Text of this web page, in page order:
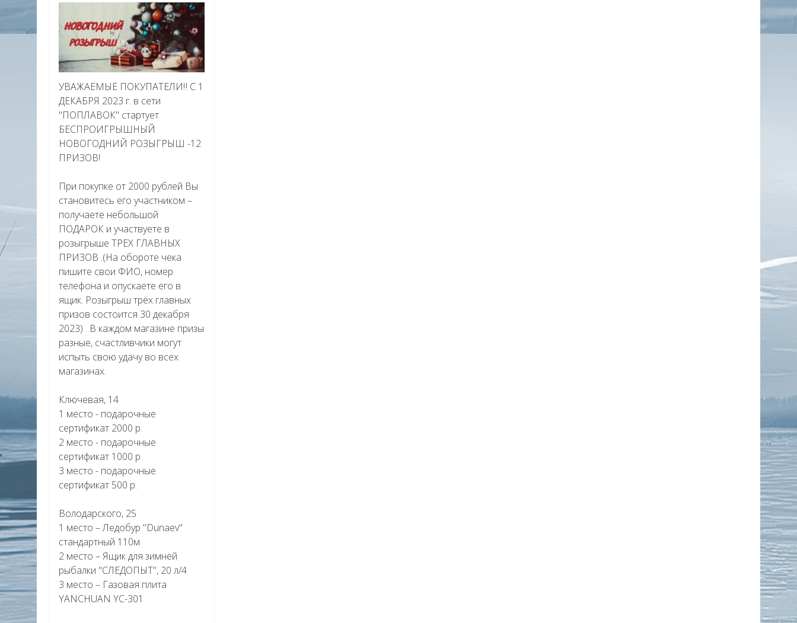
УВАЖАЕМЫЕ ПОКУПАТЕЛИ‼ С 1
ДЕКАБРЯ 2023 г. в сети
"ПОПЛАВОК" стартует
БЕСПРОИГРЫШНЫЙ
НОВОГОДНИЙ РОЗЫГРЫШ -12
ПРИЗОВ!
При покупке от 2000 рублей Вы
становитесь его участником –
получаете небольшой
ПОДАРОК и участвуете в
розыгрыше ТРЕХ ГЛАВНЫХ
ПРИЗОВ .(На обороте чека
пишите свои ФИО, номер
телефона и опускаете его в
ящик. Розыгрыш трёх главных
призов состоится 30 декабря
2023) . В каждом магазине призы
разные, счастливчики могут
испыть свою удачу во всех
магазинах.
Ключевая, 14
1 место - подарочные
сертификат 2000 р.
2 место - подарочные
сертификат 1000 р
3 место - подарочные
сертификат 500 р.
Володарского, 25
1 место – Ледобур "Dunaev"
стандартный 110м
2 место – Ящик для зимней
рыбалки "СЛЕДОПЫТ", 20 л/4
3 место – Газовая плита
YANCHUAN YC-301